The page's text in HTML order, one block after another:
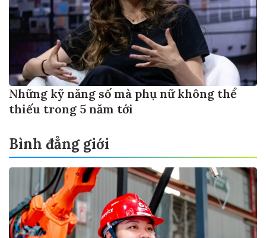
Những kỹ năng số mà phụ nữ không thể
thiếu trong 5 năm tới
Bình đẳng giới